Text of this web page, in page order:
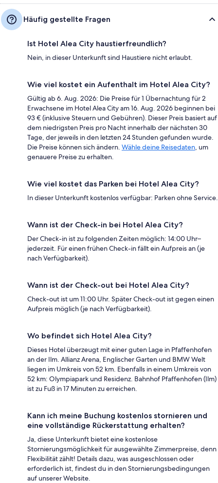
Häufig gestellte Fragen
Ist Hotel Alea City haustierfreundlich?
Nein, in dieser Unterkunft sind Haustiere nicht erlaubt.
Wie viel kostet ein Aufenthalt im Hotel Alea City?
Gültig ab 6. Aug. 2026: Die Preise für 1 Übernachtung für 2
Erwachsene im Hotel Alea City am 16. Aug. 2026 beginnen bei
93 € (inklusive Steuern und Gebühren). Dieser Preis basiert auf
dem niedrigsten Preis pro Nacht innerhalb der nächsten 30
Tage, der jeweils in den letzten 24 Stunden gefunden wurde.
Die Preise können sich ändern. Wähle deine Reisedaten , um
genauere Preise zu erhalten.
Wie viel kostet das Parken bei Hotel Alea City?
In dieser Unterkunft kostenlos verfügbar: Parken ohne Service.
Wann ist der Check-in bei Hotel Alea City?
Der Check-in ist zu folgenden Zeiten möglich: 14:00 Uhr–
jederzeit. Für einen frühen Check-in fällt ein Aufpreis an (je
nach Verfügbarkeit).
Wann ist der Check-out bei Hotel Alea City?
Check-out ist um 11:00 Uhr. Später Check-out ist gegen einen
Aufpreis möglich (je nach Verfügbarkeit).
Wo befindet sich Hotel Alea City?
Dieses Hotel überzeugt mit einer guten Lage in Pfaffenhofen
an der Ilm. Allianz Arena, Englischer Garten und BMW Welt
liegen im Umkreis von 52 km. Ebenfalls in einem Umkreis von
52 km: Olympiapark und Residenz. Bahnhof Pfaffenhofen (Ilm)
ist zu Fuß in 17 Minuten zu erreichen.
Kann ich meine Buchung kostenlos stornieren und
eine vollständige Rückerstattung erhalten?
Ja, diese Unterkunft bietet eine kostenlose
Stornierungsmöglichkeit für ausgewählte Zimmerpreise, denn
Flexibilität zählt! Details dazu, was ausgeschlossen oder
erforderlich ist, findest du in den Stornierungsbedingungen
auf unserer Website.